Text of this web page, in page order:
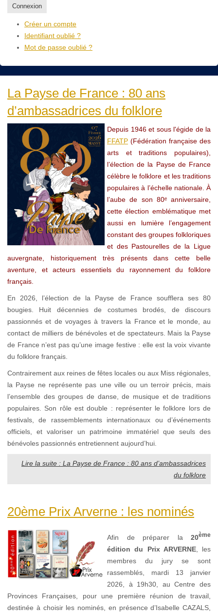
Connexion
Créer un compte
Identifiant oublié ?
Mot de passe oublié ?
La Payse de France : 80 ans
d’ambassadrices du folklore
Depuis 1946 et sous l'égide de la
FFATP (Fédération française des
arts et traditions populaires),
l’élection de la Payse de France
célèbre le folklore et les traditions
populaires à l’échelle nationale. À
l’aube de son 80ᵉ anniversaire,
cette élection emblématique met
aussi en lumière l’engagement
constant des groupes folkloriques
et des Pastourelles de la Ligue
auvergnate, historiquement très présents dans cette belle
aventure, et acteurs essentiels du rayonnement du folklore
français.
En 2026, l’élection de la Payse de France soufflera ses 80
bougies. Huit décennies de costumes brodés, de discours
passionnés et de voyages à travers la France et le monde, au
contact de milliers de bénévoles et de spectateurs. Mais la Payse
de France n’est pas qu’une image festive : elle est la voix vivante
du folklore français.
Contrairement aux reines de fêtes locales ou aux Miss régionales,
la Payse ne représente pas une ville ou un terroir précis, mais
l’ensemble des groupes de danse, de musique et de traditions
populaires. Son rôle est double : représenter le folklore lors de
festivals, de rassemblements internationaux ou d’événements
officiels, et valoriser un patrimoine immatériel que seuls des
bénévoles passionnés entretiennent aujourd’hui.
Lire la suite : La Payse de France : 80 ans d’ambassadrices
du folklore
20ème Prix Arverne : les nominés
Afin de préparer la 20ème
édition du Prix ARVERNE, les
membres du jury se sont
rassemblés, mardi 13 janvier
2026, à 19h30, au Centre des
Provinces Françaises, pour une première réunion de travail,
destinée à choisir les nominés, en présence d’Isabelle CAZALS,